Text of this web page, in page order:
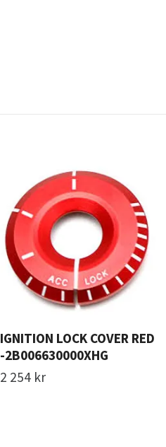
IGNITION LOCK COVER RED
-2B006630000XHG
2 254 kr